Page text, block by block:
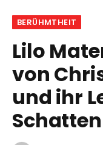
BERÜHMTHEIT
Lilo
von
und ihr